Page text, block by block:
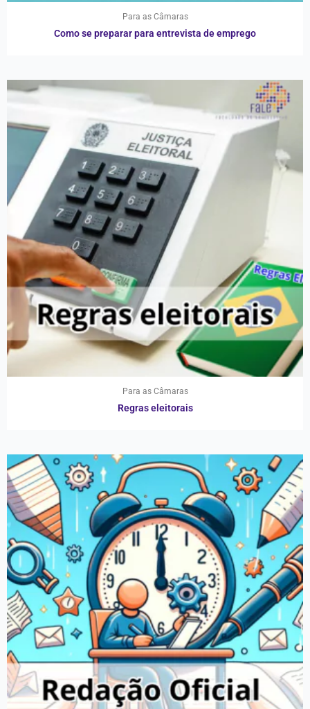
Para as Câmaras
Como se preparar para entrevista de emprego
Para as Câmaras
Regras eleitorais